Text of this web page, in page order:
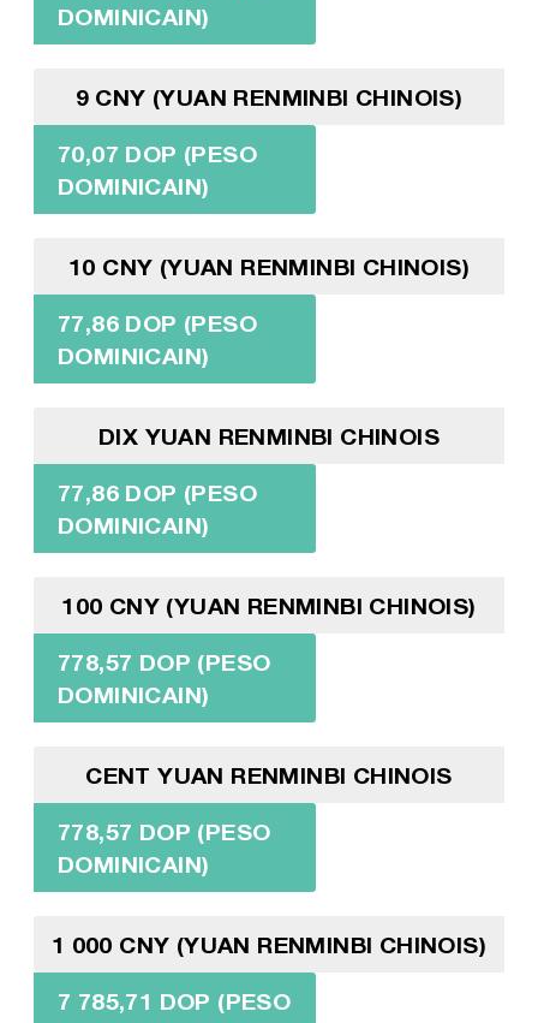
DOMINICAIN)
9 CNY (YUAN RENMINBI CHINOIS)
70,07 DOP (PESO
DOMINICAIN)
10 CNY (YUAN RENMINBI CHINOIS)
77,86 DOP (PESO
DOMINICAIN)
DIX YUAN RENMINBI CHINOIS
77,86 DOP (PESO
DOMINICAIN)
100 CNY (YUAN RENMINBI CHINOIS)
778,57 DOP (PESO
DOMINICAIN)
CENT YUAN RENMINBI CHINOIS
778,57 DOP (PESO
DOMINICAIN)
1 000 CNY (YUAN RENMINBI CHINOIS)
7 785,71 DOP (PESO